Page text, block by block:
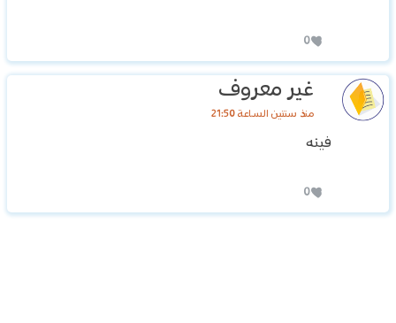
0
غير معروف
منذ سنتين الساعة 21:50
فينه
0